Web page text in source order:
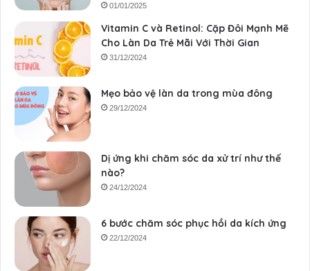
01/01/2025
Vitamin C và Retinol: Cặp Đôi Mạnh Mẽ
Cho Làn Da Trẻ Mãi Với Thời Gian
31/12/2024
Mẹo bảo vệ làn da trong mùa đông
29/12/2024
Dị ứng khi chăm sóc da xử trí như thế
nào?
24/12/2024
6 bước chăm sóc phục hồi da kích ứng
22/12/2024